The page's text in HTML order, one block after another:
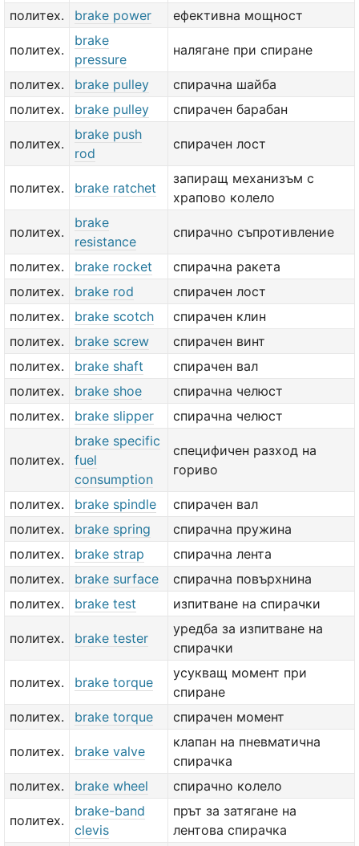
политех. brake power ефективна мощност
политех.
brake
pressure
налягане при спиране
политех. brake pulley
спирачна шайба
политех.
brake pulley спирачен барабан
политех.
brake push
rod
спирачен лост
политех. brake ratchet
запиращ механизъм с
храпово колело
политех.
brake
resistance
спирачно съпротивление
политех. brake rocket
спирачна ракета
политех.
brake rod
спирачен лост
политех.
brake scotch
спирачен клин
политех.
brake screw
спирачен винт
политех.
brake shaft
спирачен вал
политех.
brake shoe
спирачна челюст
политех.
brake slipper спирачна челюст
политех.
brake specific
fuel
consumption
специфичен разход на
гориво
политех. brake spindle
спирачен вал
политех.
brake spring
спирачна пружина
политех.
brake strap
спирачна лента
политех.
brake surface
спирачна повърхнина
политех.
brake test изпитване на спирачки
политех. brake tester
уредба за изпитване на
спирачки
политех. brake torque
усукващ момент при
спиране
политех.
brake torque спирачен момент
политех. brake valve
клапан на пневматична
спирачка
политех.
brake wheel спирачно колело
политех.
brake-band
clevis
прът за затягане на
лентова спирачка